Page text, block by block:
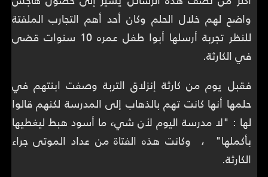
واضح لهم خلال الحلم وكان أحد أهم التجارب الملفتة
للنظر تجربة أرسلها أبوا طفل عمره 10 سنوات قضى
في الكارثة.
فقبل يوم من كارثة إنزلاق التربة وصفت ابنتهم في
حلمها أنها كانت تهم بالذهاب إلى المدرسة لكنهم قالوا
لها : "لا مدرسة اليوم لأن شيء ما أسود هبط ليغطيها
بأكملها" ، وكانت هذه الفتاة من عداد الموتى جراء
الكارثة.